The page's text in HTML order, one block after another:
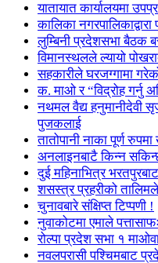
यातायात कार्यालयमा
कालिका
लुम्बिनी प्रदेशसभा बैठक
विमानस्थलले ल्यायो
सहकारीले घरजग्गामा
क. माओ र “विद्रोह गर्नु
नथमल वैद्य हनुमानीदेवी
पुजकलाई
तातोपानी नाका पूर्ण
अनलाइनबाटै किन्न
दुई महिनाभित्र
शसस्त्र प्रहरीको
चुनावबारे संक्षिप्त टिप्पणी !
नुवाकोटमा एमाले
रोल्पा प्रदेश सभा १
नवलपरासी पश्चिमबाट